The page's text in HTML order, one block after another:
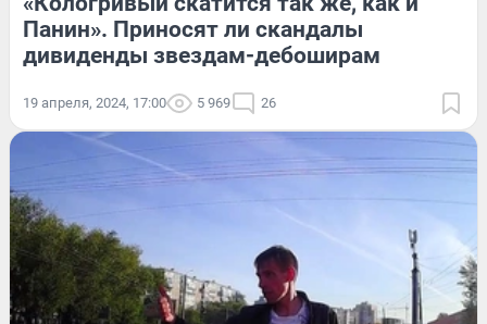
Панин». Приносят ли скандалы
дивиденды звездам-дебоширам
19 апреля, 2024, 17:00 5 969 26